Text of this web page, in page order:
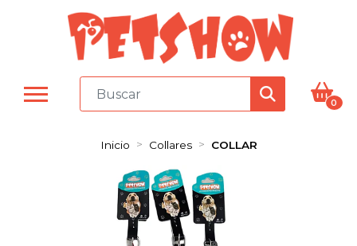
0
Inicio Collares COLLAR